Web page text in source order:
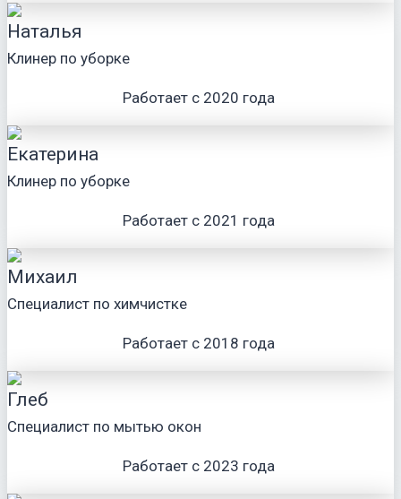
Наталья
Клинер по уборке
Работает с 2020 года
Екатерина
Клинер по уборке
Работает с 2021 года
Михаил
Специалист по химчистке
Работает с 2018 года
Глеб
Специалист по мытью окон
Работает с 2023 года